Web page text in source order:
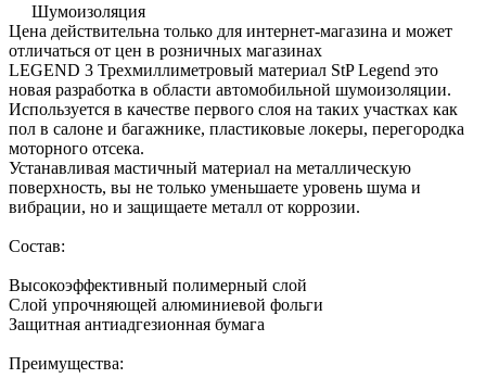
Шумоизоляция
Цена действительна только для интернет-магазина и может
отличаться от цен в розничных магазинах
LEGEND 3 Трехмиллиметровый материал StP Legend это
новая разработка в области автомобильной шумоизоляции.
Используется в качестве первого слоя на таких участках как
пол в салоне и багажнике, пластиковые локеры, перегородка
моторного отсека.
Устанавливая мастичный материал на металлическую
поверхность, вы не только уменьшаете уровень шума и
вибрации, но и защищаете металл от коррозии.
Состав:
Высокоэффективный полимерный слой
Слой упрочняющей алюминиевой фольги
Защитная антиадгезионная бумага
Преимущества: